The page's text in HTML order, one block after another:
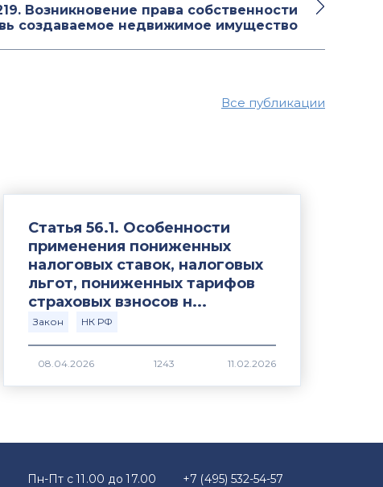
Возникновение права собственности
создаваемое недвижимое имущество
Все публикации
Статья 56.1. Особенности
применения пониженных
налоговых ставок, налоговых
льгот, пониженных тарифов
страховых взносов н...
Закон НК РФ
1243
Пн-Пт с 11.00 до 17.00 +7 (495) 532-54-57